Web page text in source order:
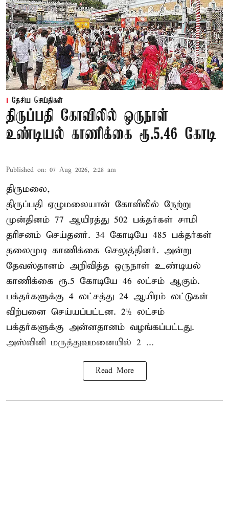
தேசிய செய்திகள்
திருப்பதி கோவிலில் ஒருநாள்
உண்டியல் காணிக்கை ரூ.5.46 கோடி
Published on: 07 Aug 2026, 2:28 am
திருமலை,
திருப்பதி ஏழுமலையான் கோவிலில் நேற்று
முன்தினம் 77 ஆயிரத்து 502 பக்தர்கள் சாமி
தரிசனம் செய்தனர். 34 கோடியே 485 பக்தர்கள்
தலைமுடி காணிக்கை செலுத்தினர். அன்று
தேவஸ்தானம் அறிவித்த ஒருநாள் உண்டியல்
காணிக்கை ரூ.5 கோடியே 46 லட்சம் ஆகும்.
பக்தர்களுக்கு 4 லட்சத்து 24 ஆயிரம் லட்டுகள்
விற்பனை செய்யப்பட்டன. 2½ லட்சம்
பக்தர்களுக்கு அன்னதானம் வழங்கப்பட்டது.
அஸ்வினி மருத்துவமனையில் 2 ...
Read More